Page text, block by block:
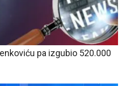
pa izgubio 520.000